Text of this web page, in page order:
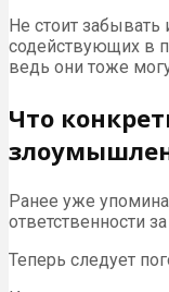
Не стоит
содействующих в
ведь они тоже
Что
Ранее уже
ответственности
Теперь следует